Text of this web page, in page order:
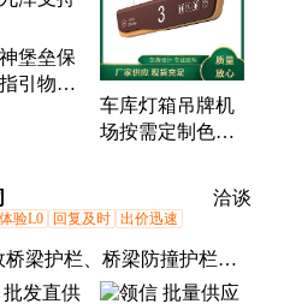
堡垒保
引物流
车库灯箱吊牌机
场按需定制色彩
洽谈
验L0 回复及时 出价迅速
梁护栏、桥梁防撞护栏、
栏、高架桥防撞护栏、黄金